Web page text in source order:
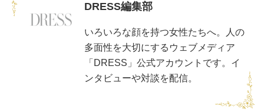
DRESS編集部
いろいろな顔を持つ女性たちへ。人の
多面性を大切にするウェブメディア
「DRESS」公式アカウントです。イ
ンタビューや対談を配信。